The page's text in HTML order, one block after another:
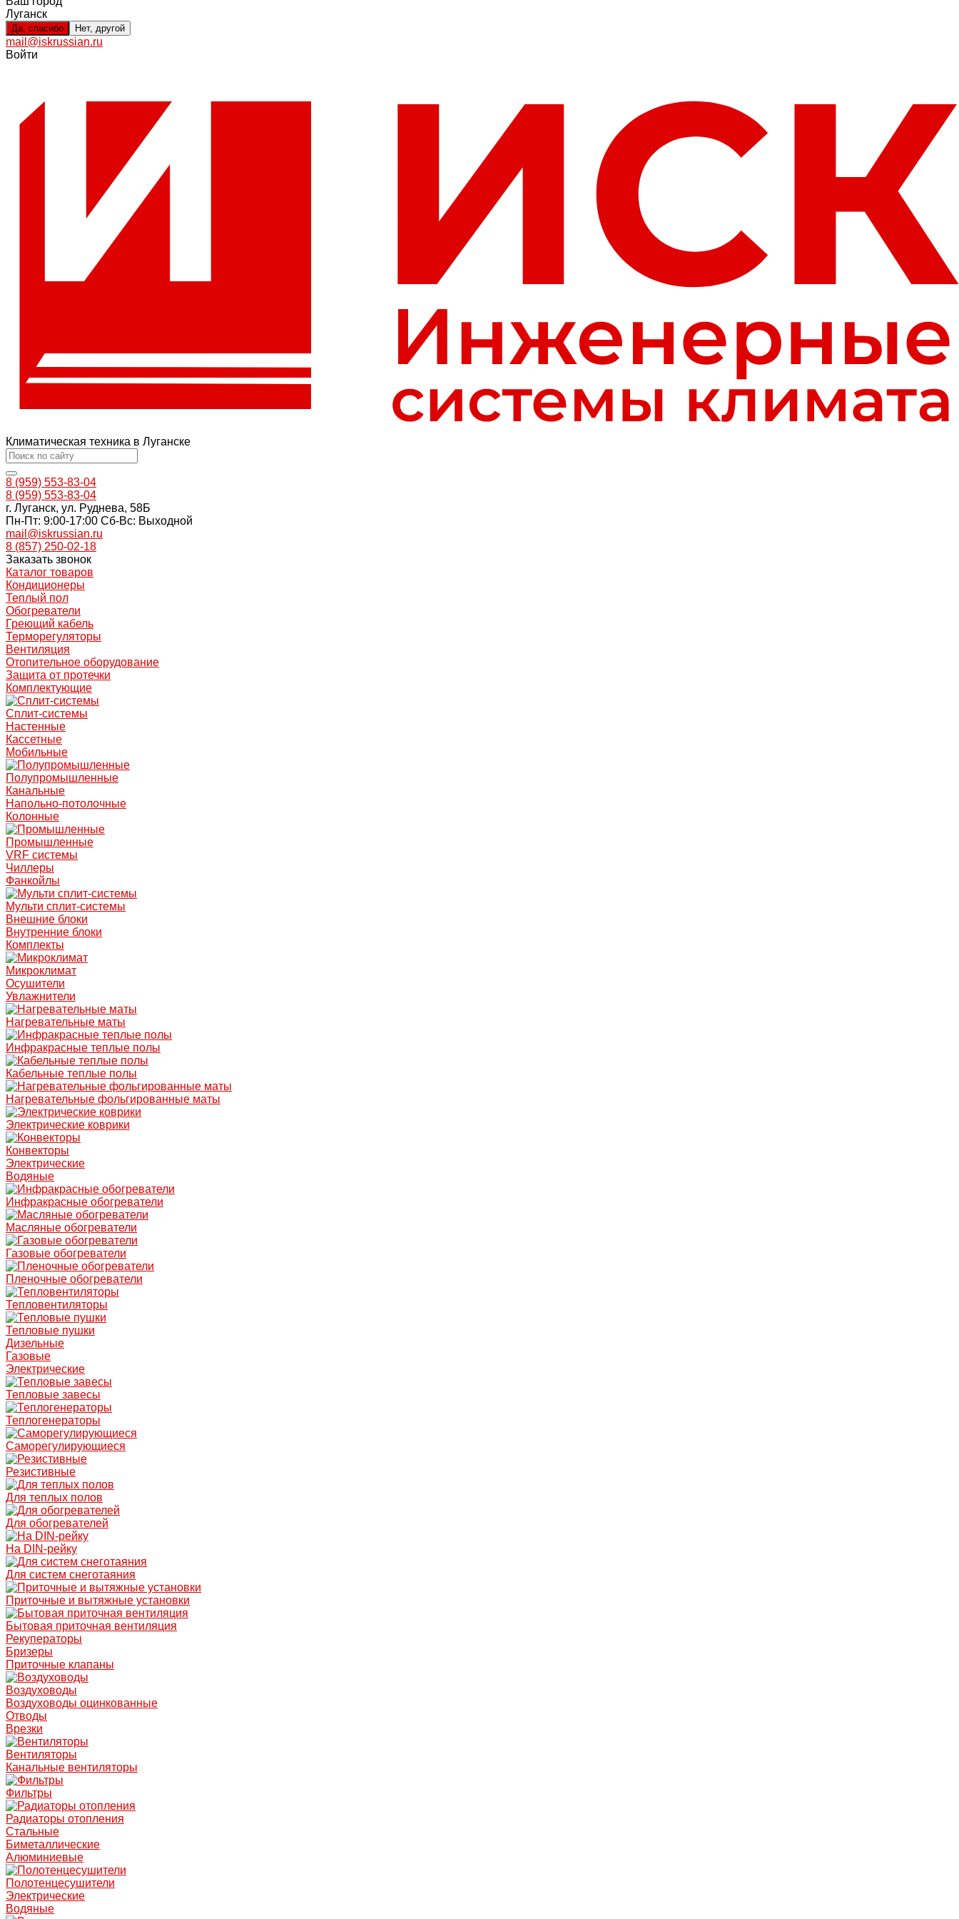
Луганск
Да, спасибо Нет, другой
mail@iskrussian.ru
Войти
Климатическая техника в Луганске
8 (959) 553-83-04
8 (959) 553-83-04
г. Луганск, ул. Руднева, 58Б
Пн-Пт: 9:00-17:00 Cб-Вс: Выходной
mail@iskrussian.ru
8 (857) 250-02-18
Заказать звонок
Каталог товаров
Кондиционеры
Теплый пол
Обогреватели
Греющий кабель
Терморегуляторы
Вентиляция
Отопительное оборудование
Защита от протечки
Комплектующие
Сплит-системы
Настенные
Кассетные
Мобильные
Полупромышленные
Канальные
Напольно-потолочные
Колонные
Промышленные
VRF системы
Чиллеры
Фанкойлы
Мульти сплит-системы
Внешние блоки
Внутренние блоки
Комплекты
Микроклимат
Осушители
Увлажнители
Нагревательные маты
Инфракрасные теплые полы
Кабельные теплые полы
Нагревательные фольгированные маты
Электрические коврики
Конвекторы
Электрические
Водяные
Инфракрасные обогреватели
Масляные обогреватели
Газовые обогреватели
Пленочные обогреватели
Тепловентиляторы
Тепловые пушки
Дизельные
Газовые
Электрические
Тепловые завесы
Теплогенераторы
Саморегулирующиеся
Резистивные
Для теплых полов
Для обогревателей
На DIN-рейку
Для систем снеготаяния
Приточные и вытяжные установки
Бытовая приточная вентиляция
Рекуператоры
Бризеры
Приточные клапаны
Воздуховоды
Воздуховоды оцинкованные
Отводы
Врезки
Вентиляторы
Канальные вентиляторы
Фильтры
Радиаторы отопления
Стальные
Биметаллические
Алюминиевые
Полотенцесушители
Электрические
Водяные